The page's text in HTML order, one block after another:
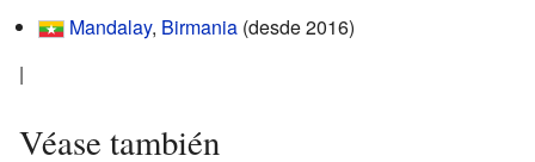
Mandalay, Birmania (desde 2016)
|
Véase también